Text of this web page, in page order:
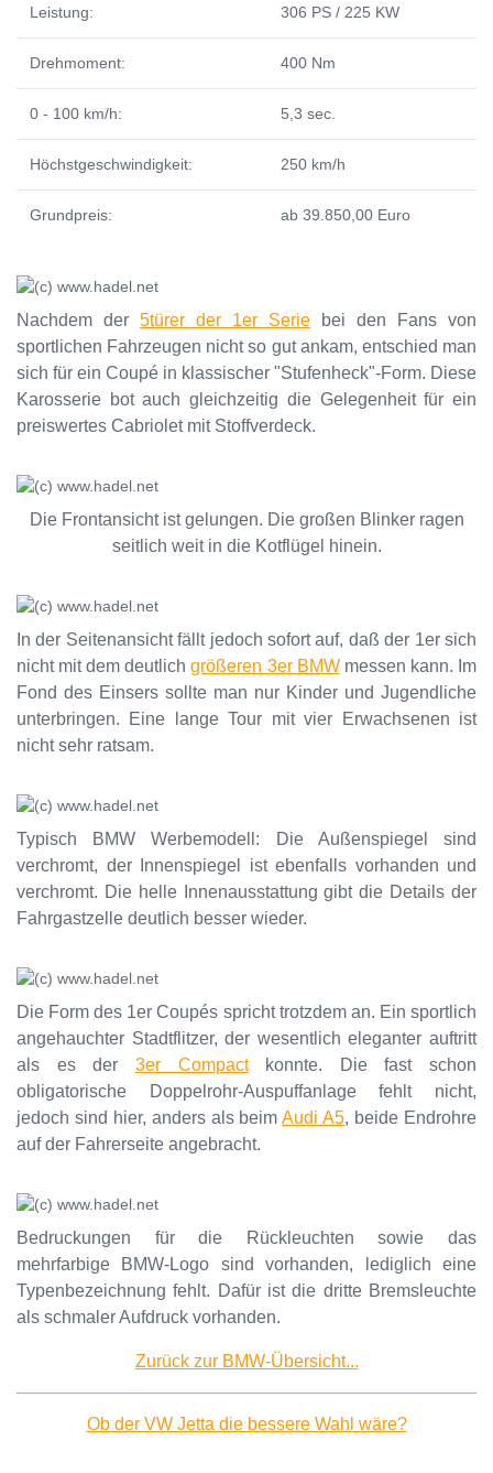
Leistung: 306 PS / 225 KW
Drehmoment: 400 Nm
0 - 100 km/h: 5,3 sec.
Höchstgeschwindigkeit: 250 km/h
Grundpreis: ab 39.850,00 Euro
Nachdem der 5türer der 1er Serie bei den Fans von
sportlichen Fahrzeugen nicht so gut ankam, entschied man
sich für ein Coupé in klassischer "Stufenheck"-Form. Diese
Karosserie bot auch gleichzeitig die Gelegenheit für ein
preiswertes Cabriolet mit Stoffverdeck.
Die Frontansicht ist gelungen. Die großen Blinker ragen
seitlich weit in die Kotflügel hinein.
In der Seitenansicht fällt jedoch sofort auf, daß der 1er sich
nicht mit dem deutlichgrößeren 3er BMWmessen kann. Im
Fond des Einsers sollte man nur Kinder und Jugendliche
unterbringen. Eine lange Tour mit vier Erwachsenen ist
nicht sehr ratsam.
Typisch BMW Werbemodell: Die Außenspiegel sind
verchromt, der Innenspiegel ist ebenfalls vorhanden und
verchromt. Die helle Innenausstattung gibt die Details der
Fahrgastzelle deutlich besser wieder.
Die Form des 1er Coupés spricht trotzdem an. Ein sportlich
angehauchter Stadtflitzer, der wesentlich eleganter auftritt
als es der 3er Compactkonnte. Die fast schon
obligatorische Doppelrohr-Auspuffanlage fehlt nicht,
jedoch sind hier, anders als beimAudi A5, beide Endrohre
auf der Fahrerseite angebracht.
Bedruckungen für die Rückleuchten sowie das
mehrfarbige BMW-Logo sind vorhanden, lediglich eine
Typenbezeichnung fehlt. Dafür ist die dritte Bremsleuchte
als schmaler Aufdruck vorhanden.
Zurück zur BMW-Übersicht...
Ob der VW Jetta die bessere Wahl wäre?